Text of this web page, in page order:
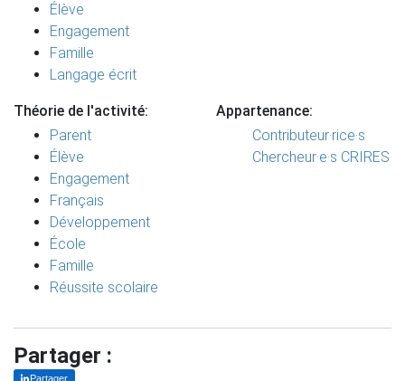
Élève
Engagement
Famille
Langage écrit
Théorie de l'activité:
Parent
Élève
Engagement
Français
Développement
École
Famille
Réussite scolaire
Appartenance:
Contributeur·rice·s
Chercheur·e·s CRIRES
Partager :
Partager